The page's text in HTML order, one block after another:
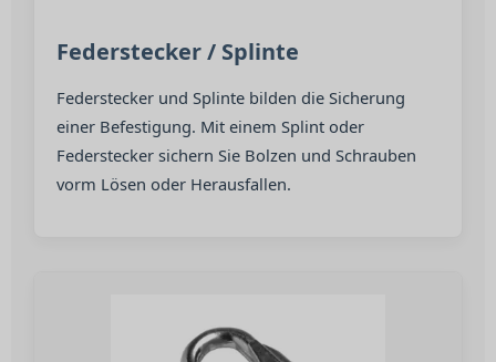
Federstecker / Splinte
Federstecker und Splinte bilden die Sicherung
einer Befestigung. Mit einem Splint oder
Federstecker sichern Sie Bolzen und Schrauben
vorm Lösen oder Herausfallen.